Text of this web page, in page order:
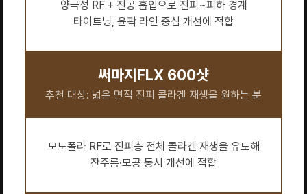
양극성 RF + 진공 흡입으로 진피~피하 경계
타이트닝, 윤곽 라인 중심 개선에 적합
써마지FLX 600샷
추천 대상: 넓은 면적 진피 콜라겐 재생을 원하는 분
모노폴라 RF로 진피층 전체 콜라겐 재생을 유도해
잔주름·모공 동시 개선에 적합